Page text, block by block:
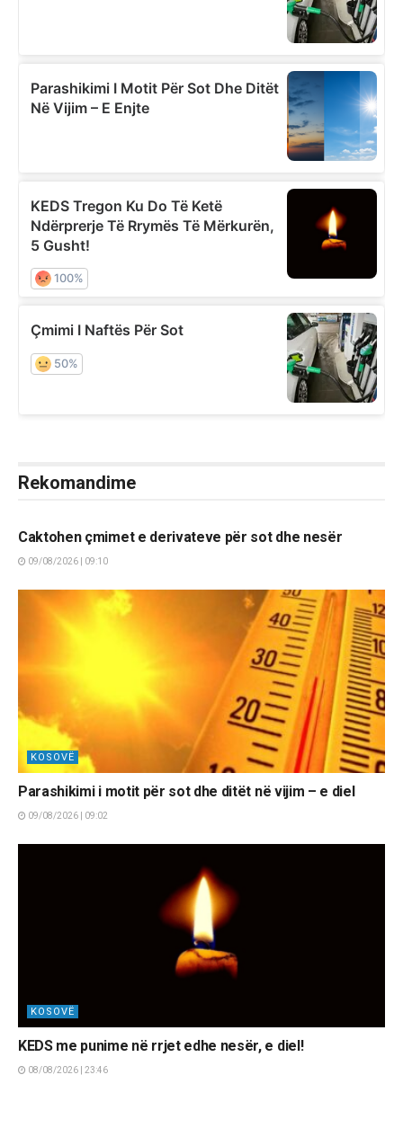
Rekomandime
Caktohen çmimet e derivateve për sot dhe nesër
09/08/2026 | 09:10
KOSOVË
Parashikimi i motit për sot dhe ditët në vijim – e diel
09/08/2026 | 09:02
KOSOVË
KEDS me punime në rrjet edhe nesër, e diel!
08/08/2026 | 23:46